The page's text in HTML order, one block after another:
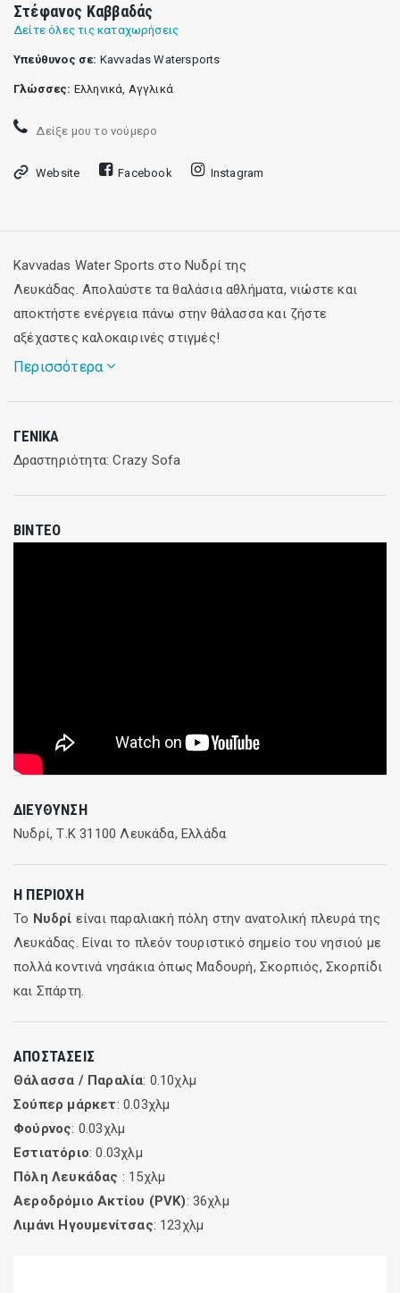
Στέφανος Καββαδάς
Δείτε όλες τις καταχωρήσεις
Υπεύθυνος σε: Kavvadas Watersports
Γλώσσες: Ελληνικά, Αγγλικά
Δείξε μου το νούμερο
Website Facebook Instagram
Kavvadas Water Sports στο Νυδρί της
Λευκάδας. Απολαύστε τα θαλάσια αθλήματα, νιώστε και
αποκτήστε ενέργεια πάνω στην θάλασσα και ζήστε
αξέχαστες καλοκαιρινές στιγμές!
Περισσότερα
για να διασκεδάσετε όλοι μαζί. Κρατηθείτε γερά, νιώστε την
ταχύτητα θα περάσετε φανταστικά!
περισσότερα από 3 άτομα: 20€/άτομο
ΓΕΝΙΚΆ
Δραστηριότητα: Crazy Sofa
ΒΊΝΤΕΟ
ΔΙΕΎΘΥΝΣΗ
Νυδρί, Τ.Κ 31100 Λευκάδα, Ελλάδα
Η ΠΕΡΙΟΧΉ
Το Νυδρί είναι παραλιακή πόλη στην ανατολική πλευρά της
Λευκάδας. Είναι το πλεόν τουριστικό σημείο του νησιού με
πολλά κοντινά νησάκια όπως Μαδουρή, Σκορπιός, Σκορπίδι
και Σπάρτη.
ΑΠΟΣΤΆΣΕΙΣ
Θάλασσα / Παραλία: 0.10χλμ
Σούπερ μάρκετ: 0.03χλμ
Φούρνος: 0.03χλμ
Εστιατόριο: 0.03χλμ
Πόλη Λευκάδας : 15χλμ
Αεροδρόμιο Ακτίου (PVK): 36χλμ
Λιμάνι Ηγουμενίτσας: 123χλμ